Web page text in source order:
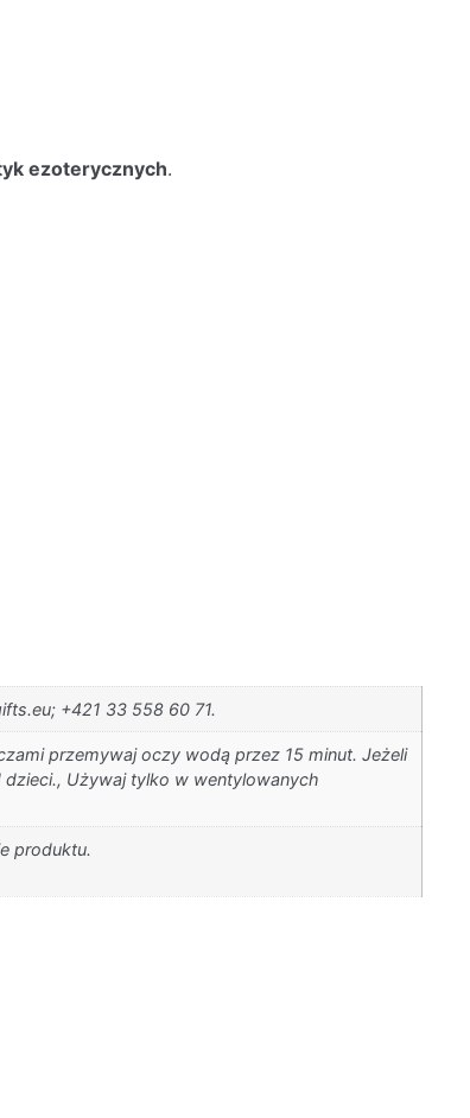
ezoterycznych.
+421 33 558 60 71.
przemywaj oczy wodą przez 15 minut. Jeżeli
dzieci., Używaj tylko w wentylowanych
produktu.